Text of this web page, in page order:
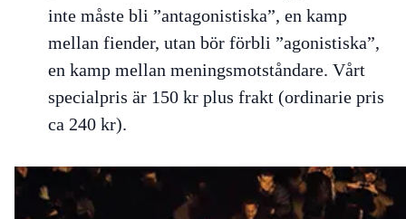
inte måste bli ”antagonistiska”, en kamp
mellan fiender, utan bör förbli ”agonistiska”,
en kamp mellan meningsmotståndare. Vårt
specialpris är 150 kr plus frakt (ordinarie pris
ca 240 kr).